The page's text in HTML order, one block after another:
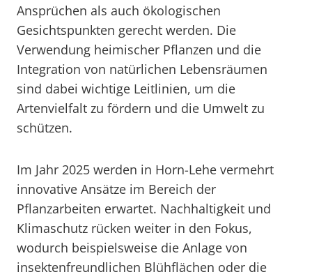
Ansprüchen als auch ökologischen
Gesichtspunkten gerecht werden. Die
Verwendung heimischer Pflanzen und die
Integration von natürlichen Lebensräumen
sind dabei wichtige Leitlinien, um die
Artenvielfalt zu fördern und die Umwelt zu
schützen.
Im Jahr 2025 werden in Horn-Lehe vermehrt
innovative Ansätze im Bereich der
Pflanzarbeiten erwartet. Nachhaltigkeit und
Klimaschutz rücken weiter in den Fokus,
wodurch beispielsweise die Anlage von
insektenfreundlichen Blühflächen oder die